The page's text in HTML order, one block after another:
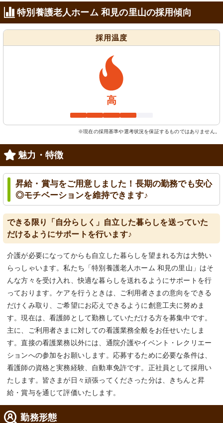
特別養護老人ホーム 和見の里山の採用傾向
採用温度
高
※現在の採用基準や選考状況を保証するものではありません。
魅力・特徴
昇給・賞与をご用意しました！長期の勤務でも安心
◎モチベーションを維持できます♪
できる限り「自分らしく」自立した暮らしを送っていた
だけるようにサポートを行います♪
介護が必要になってからも自立した暮らしを望まれる方は大勢い
らっしゃいます。私たち「特別養護老人ホーム 和見の里山」はそ
んな方々を受け入れ、快適な暮らしを送れるようにサポートを行
っております。ケアを行うときは、ご利用者さまの意向をできる
だけくみ取り、ご希望にお応えできるように創意工夫に努めま
す。現在は、看護師として勤務していただける方を募集中です。
主に、ご利用者さまに対しての看護業務全般をお任せいたしま
す。直接の看護業務以外には、通院介護やイベント・レクリエー
ションへの参加をお願いします。応募するために必要な条件は、
看護師の資格と実務経験、自動車免許です。正社員として採用い
たします。皆さまが日々頑張ってくださった分は、きちんと昇
給・賞与を通じて評価いたします。
勤務形態